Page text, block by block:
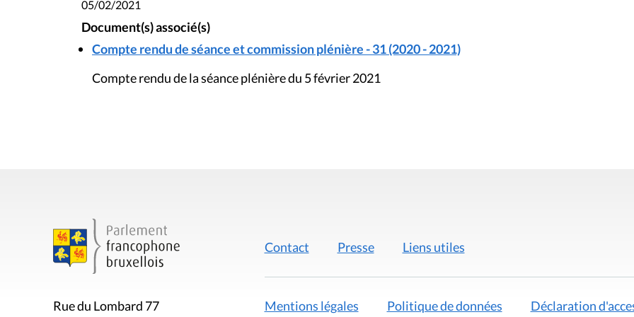
05/02/2021
Document(s) associé(s)
Compte rendu de séance et commission plénière - 31 (2020 - 2021)
Compte rendu de la séance plénière du 5 février 2021
Rue du Lombard 77
Contact Presse Liens utiles
Mentions légales Politique de données Déclaration